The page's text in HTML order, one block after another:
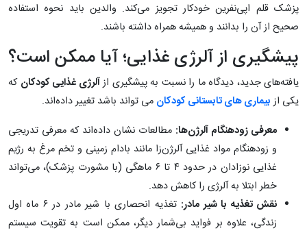
پزشک قلم اپی‌نفرین خودکار تجویز می‌کند. والدین باید نحوه استفاده
صحیح از آن را بدانند و همیشه همراه داشته باشند.
پیشگیری از آلرژی غذایی؛ آیا ممکن است؟
یافته‌های جدید، دیدگاه ما را نسبت به پیشگیری ازآلرژی غذایی کودکان که
یکی ازبیماری های تابستانی کودکان می تواند باشد تغییر داده‌اند.
معرفی زودهنگام آلرژن‌ها: مطالعات نشان داده‌اند که معرفی تدریجی
و زودهنگام مواد غذایی آلرژن‌زا مانند بادام زمینی و تخم مرغ به رژیم
غذایی نوزادان در حدود ۴ تا ۶ ماهگی (با مشورت پزشک)، می‌تواند
خطر ابتلا به آلرژی را کاهش دهد.
نقش تغذیه با شیر مادر:
تغذیه انحصاری با شیر مادر در ۶ ماه اول
زندگی، علاوه بر فواید بی‌شمار دیگر، ممکن است به تقویت سیستم